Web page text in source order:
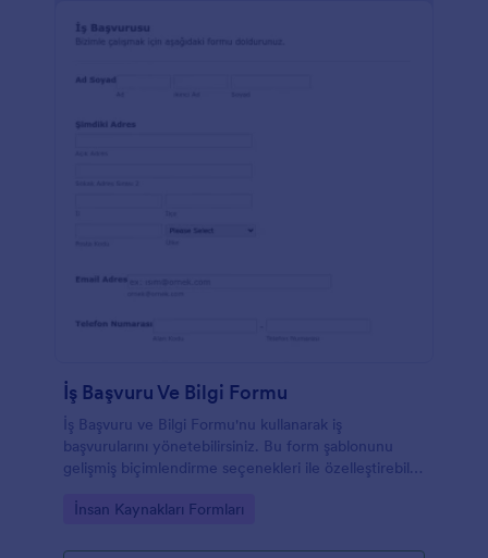
İş Başvuru Ve Bilgi Formu
İş Başvuru ve Bilgi Formu'nu kullanarak iş
başvurularını yönetebilirsiniz. Bu form şablonunu
gelişmiş biçimlendirme seçenekleri ile özelleştirebilir,
uyumlu hale getirebilirsiniz.
Go to Category:
İnsan Kaynakları Formları